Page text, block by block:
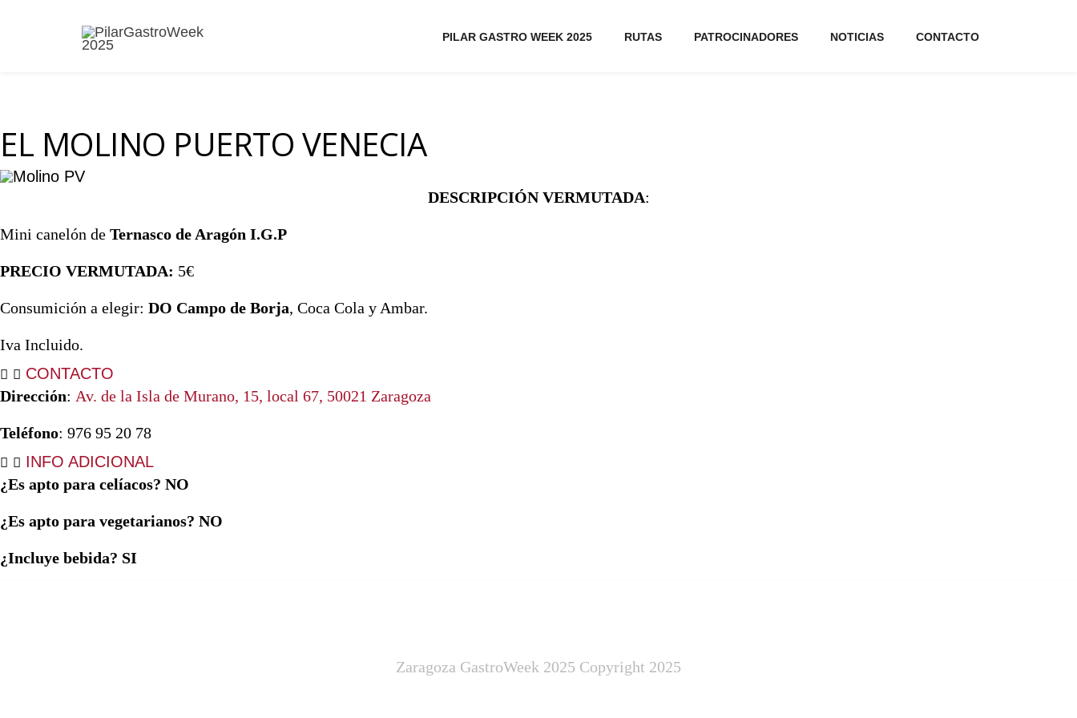
PILAR GASTRO WEEK 2025 RUTAS PATROCINADORES NOTICIAS CONTACTO
EL MOLINO PUERTO VENECIA
DESCRIPCIÓN VERMUTADA:
Mini canelón de Ternasco de Aragón I.G.P
PRECIO VERMUTADA: 5€
Consumición a elegir: DO Campo de Borja, Coca Cola y Ambar.
Iva Incluido.
CONTACTO
Dirección: Av. de la Isla de Murano, 15, local 67, 50021 Zaragoza
Teléfono: 976 95 20 78
INFO ADICIONAL
¿Es apto para celíacos? NO
¿Es apto para vegetarianos? NO
¿Incluye bebida? SI
Zaragoza GastroWeek 2025 Copyright 2025